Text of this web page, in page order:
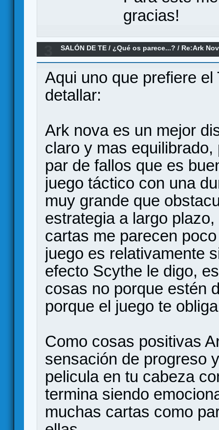
gracias!
SALÓN DE TE / ¿Qué os parece...? / Re:Ark
Aqui uno que prefiere
detallar:
Ark nova es un mejor
claro y mas
par de fallos que es
juego táctico con una
muy grande que
estrategia a largo
cartas me parecen
juego es relativamente
efecto Scythe le digo,
cosas no porque estén
porque el juego te
Como cosas positivas
sensación de progreso
pelicula en tu cabeza
termina siendo
muchas cartas como